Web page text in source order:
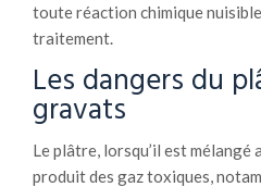
toute réaction chimique
traitement.
Les dangers du
gravats
Le plâtre, lorsqu’il est mélangé
produit des gaz toxiques,